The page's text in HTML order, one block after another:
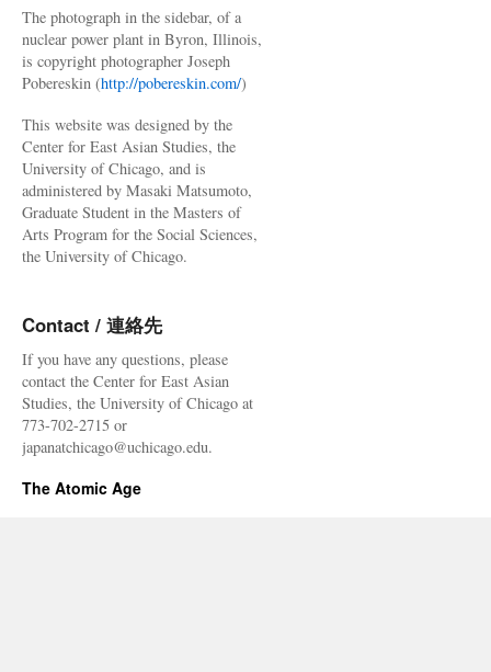
The photograph in the sidebar, of a
nuclear power plant in Byron, Illinois,
is copyright photographer Joseph
Pobereskin (http://pobereskin.com/)
This website was designed by the
Center for East Asian Studies, the
University of Chicago, and is
administered by Masaki Matsumoto,
Graduate Student in the Masters of
Arts Program for the Social Sciences,
the University of Chicago.
Contact / 連絡先
If you have any questions, please
contact the Center for East Asian
Studies, the University of Chicago at
773-702-2715 or
japanatchicago@uchicago.edu.
The Atomic Age